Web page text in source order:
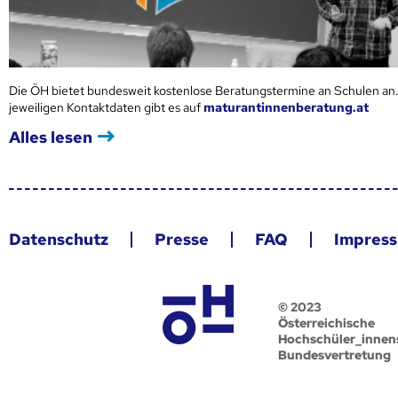
Die ÖH bietet bundesweit kostenlose Beratungstermine an Schulen
jeweiligen Kontaktdaten gibt es aufmaturantinnenberatung.at
Alles lesen
Datenschutz Presse FAQ
© 2023
Österreichische
Bundesvertretung